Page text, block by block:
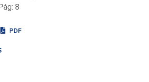
8
PDF